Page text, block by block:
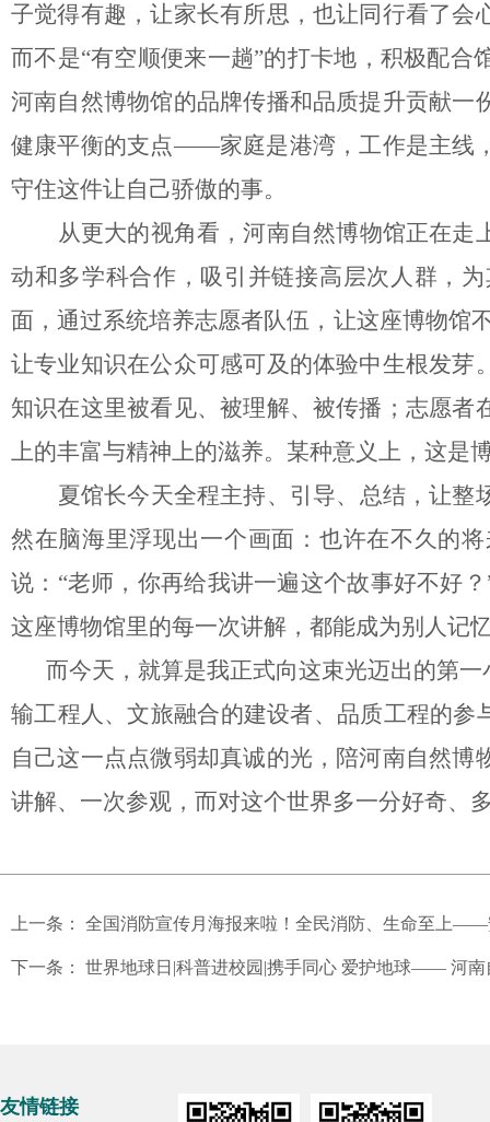
子觉得有趣，让家长有所思，也让同行看了
而不是“有空顺便来一趟”的打卡地，积极配
河南自然博物馆的品牌传播和品质提升贡献
健康平衡的支点——家庭是港湾，工作是主线
守住这件让自己骄傲的事。
从更大的视角看，河南自然博物馆正在
动和多学科合作，吸引并链接高层次人群，
面，通过系统培养志愿者队伍，让这座博物馆
让专业知识在公众可感可及的体验中生根发
知识在这里被看见、被理解、被传播；志愿
上的丰富与精神上的滋养。某种意义上，这是
夏馆长今天全程主持、引导、总结，让
然在脑海里浮现出一个画面：也许在不久的
说： “老师，你再给我讲一遍这个故事好不好
这座博物馆里的每一次讲解，都能成为别人记
而今天，就算是我正式向这束光迈出的第
输工程人、文旅融合的建设者、品质工程的参
自己这一点点微弱却真诚的光，陪河南自然
讲解、一次参观，而对这个世界多一分好奇、
上一条： 全国消防宣传月海报来啦！全民消防、生命至上——
下一条： 世界地球日|科普进校园|携手同心 爱护地球—— 河
友情链接